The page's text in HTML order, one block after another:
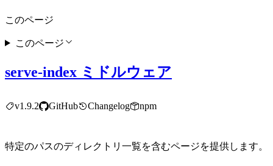
serve-index ミドルウェア
v1.9.2 GitHub Changelog npm
特定のパスのディレクトリ一覧を含むページを提供します。
このページ
このページ